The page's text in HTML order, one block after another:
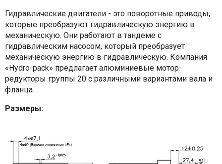
Гидравлические двигатели - это поворотные приводы,
которые преобразуют гидравлическую энергию в
механическую. Они работают в тандеме с
гидравлическим насосом, который преобразует
механическую энергию в гидравлическую. Компания
«Hydro-pack» предлагает алюминиевые мотор-
редукторы группы 20 с различными вариантами вала и
фланца.
Размеры: